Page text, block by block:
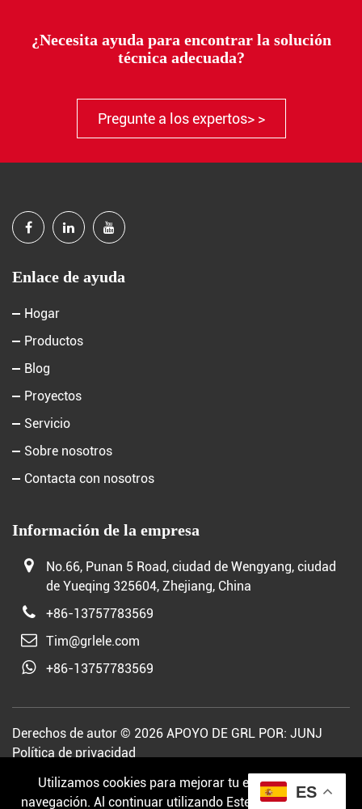
Utilizamos cookies para mejorar tu experiencia de
navegación. Al continuar utilizando Este sitio web, usted
¿Necesita ayuda para encontrar la solución
técnica adecuada?
Pregunte a los expertos> >
Enlace de ayuda
Hogar
Productos
Blog
Proyectos
Servicio
Sobre nosotros
Contacta con nosotros
Información de la empresa
No.66, Punan 5 Road, ciudad de Wengyang, ciudad
de Yueqing 325604, Zhejiang, China
+86-13757783569
Tim@grlele.com
+86-13757783569
Derechos de autor © 2026 APOYO DE GRL POR: JUNJ
Política de privacidad
ES